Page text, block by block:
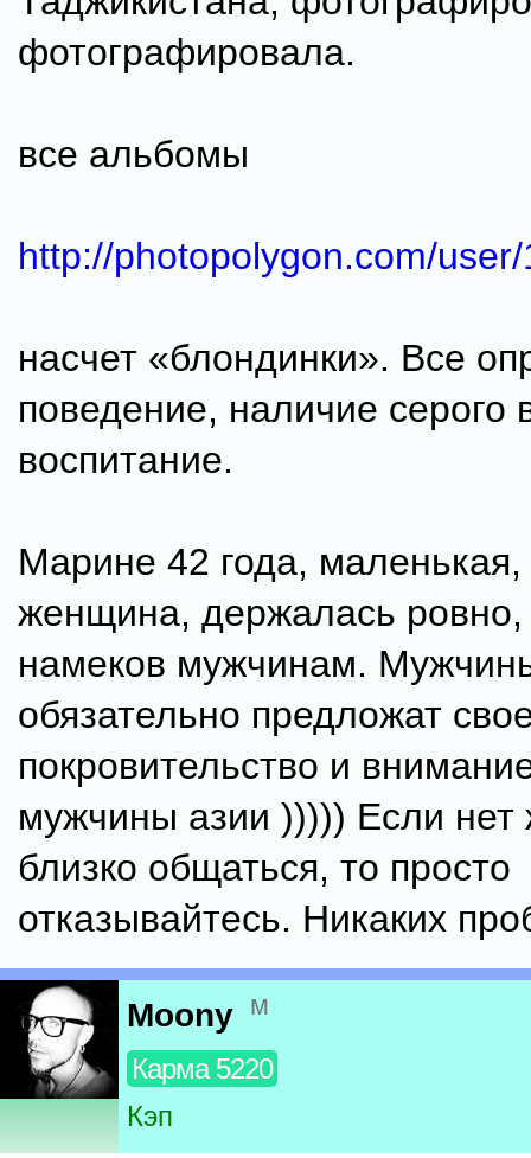
фотографировала.
все альбомы
http://photopolygon.com/user/
насчет «блондинки». Все
поведение, наличие серого
воспитание.
Марине 42 года, маленькая,
женщина, держалась ровно,
намеков мужчинам.
обязательно предложат
покровительство и
мужчины азии ))))) Если нет
близко общаться, то просто
отказывайтесь. Никаких
Moony м
Карма 5220
Кэп